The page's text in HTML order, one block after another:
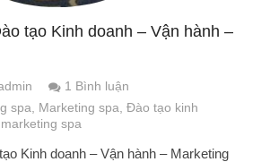
tạo Kinh doanh – Vận hành –
1 Bình luận
spa, Marketing spa, Đào tạo kinh
spa
Kinh doanh – Vận hành – Marketing